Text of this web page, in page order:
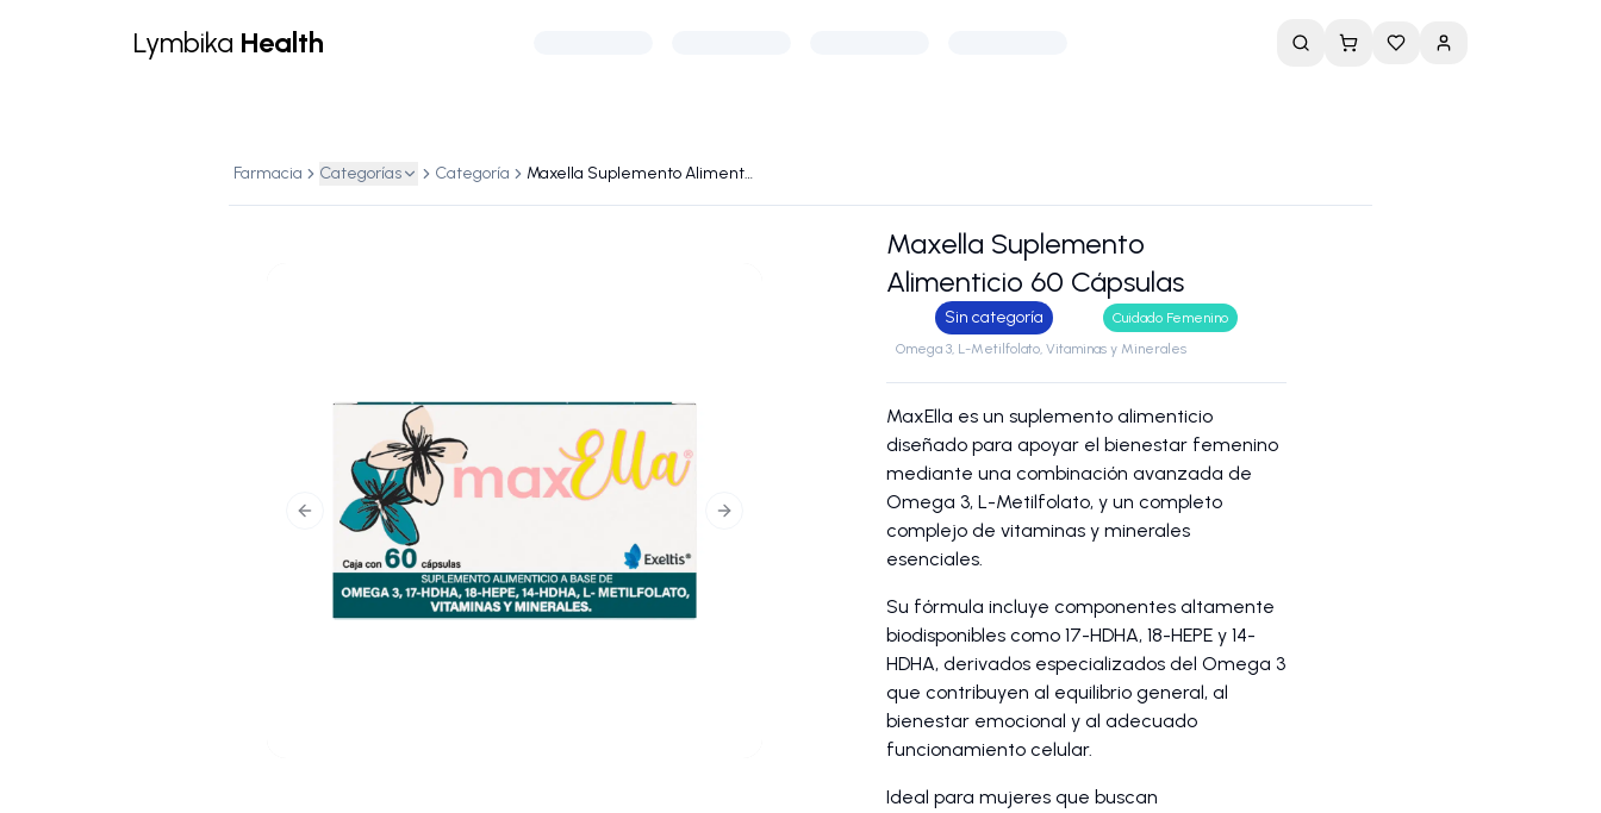
Lymbika Health
Farmacia Categorías Categoría Maxella Suplemento Alimenticio 60 Cápsulas
Previous slide Next slide
Maxella Suplemento
Alimenticio 60 Cápsulas
Sin categoría
Cuidado Femenino
Omega 3, L-Metilfolato, Vitaminas y Minerales
MaxElla es un suplemento alimenticio
diseñado para apoyar el bienestar femenino
mediante una combinación avanzada de
Omega 3, L-Metilfolato, y un completo
complejo de vitaminas y minerales
esenciales.
Su fórmula incluye componentes altamente
biodisponibles como 17-HDHA, 18-HEPE y 14-
HDHA, derivados especializados del Omega 3
que contribuyen al equilibrio general, al
bienestar emocional y al adecuado
funcionamiento celular.
Ideal para mujeres que buscan